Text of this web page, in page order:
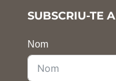
SUBSCRIU-TE
Nom